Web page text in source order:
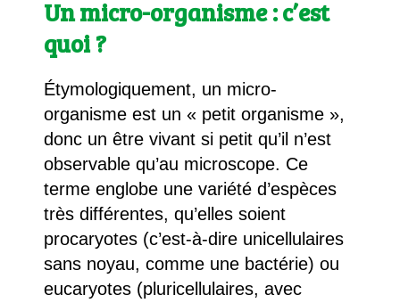
Un micro-organisme : c’est
quoi ?
Étymologiquement, un micro-
organisme est un « petit organisme »,
donc un être vivant si petit qu’il n’est
observable qu’au microscope. Ce
terme englobe une variété d’espèces
très différentes, qu’elles soient
procaryotes (c’est-à-dire unicellulaires
sans noyau, comme une bactérie) ou
eucaryotes (pluricellulaires, avec